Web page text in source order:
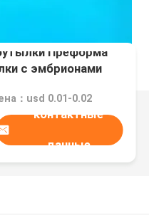
Преформа
с эмбрионами
：usd 0.01-0.02
контактные
данные